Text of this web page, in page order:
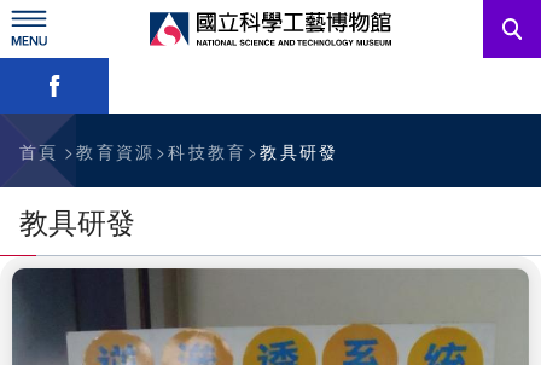
跳
到
主
要
訊息公告
參觀資訊
教育資源
網站服務
關於我們
略過字型切換，社群分享工具列
首頁 教育資源 科技教育 教具研發
教具研發